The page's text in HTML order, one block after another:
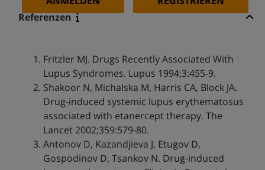
Referenzen
Fritzler MJ. Drugs Recently Associated With
Lupus Syndromes. Lupus 1994;3:455-9.
Shakoor N, Michalska M, Harris CA, Block JA.
Drug-induced systemic lupus erythematosus
associated with etanercept therapy. The
Lancet 2002;359:579-80.
Antonov D, Kazandjieva J, Etugov D,
Gospodinov D, Tsankov N. Drug-induced